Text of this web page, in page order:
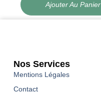
Ajouter Au Panier
Nos Services
Mentions Légales
Contact